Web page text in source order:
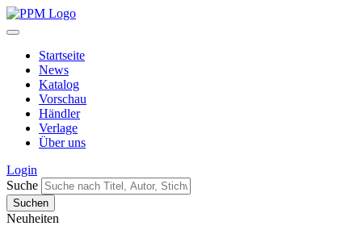
Startseite
News
Katalog
Vorschau
Händler
Verlage
Über uns
Login
Suche
Neuheiten